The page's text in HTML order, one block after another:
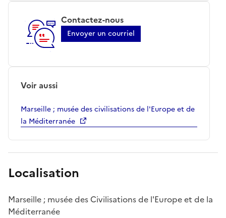
Contactez-nous
Envoyer un courriel
Voir aussi
Marseille ; musée des civilisations de l'Europe et de
la Méditerranée
Localisation
Marseille ; musée des Civilisations de l'Europe et de la
Méditerranée